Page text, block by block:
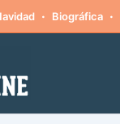
· Biográfica ·